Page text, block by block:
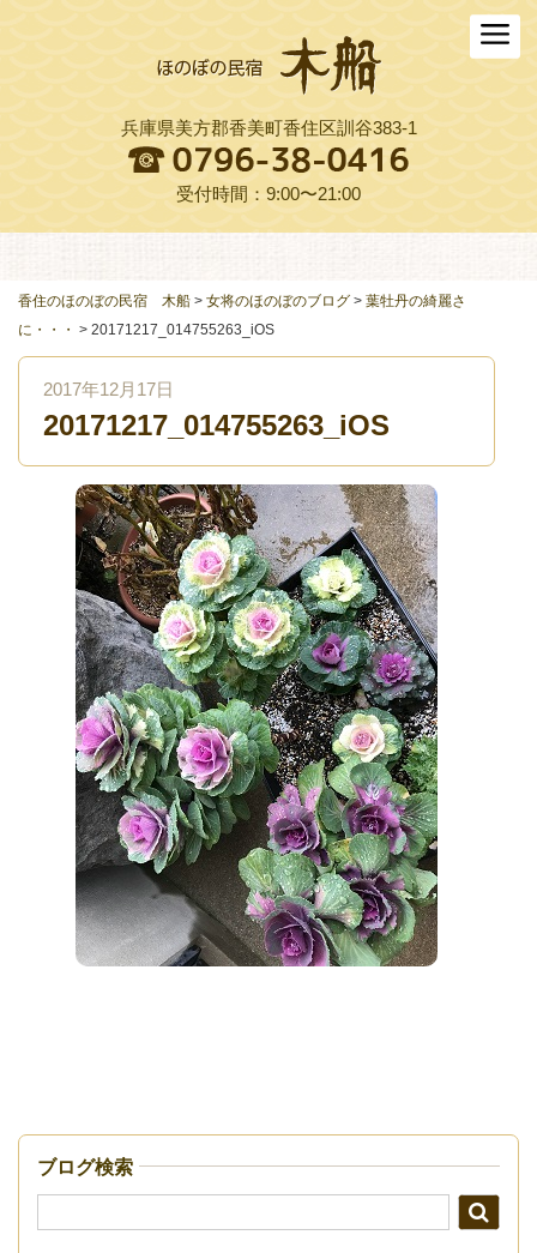
兵庫県美方郡香美町香住区訓谷383-1
受付時間：9:00〜21:00
交通アクセス
よくある質問
お役立ちリンク集
ご予約プラン一覧
香住のほのぼの民宿 木船 > 女将のほのぼのブログ > 葉牡丹の綺麗さ
に・・・ > 20171217_014755263_iOS
2017年12月17日
20171217_014755263_iOS
ブログ検索